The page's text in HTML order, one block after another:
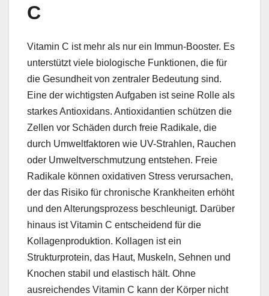
C
Vitamin C ist mehr als nur ein Immun-Booster. Es
unterstützt viele biologische Funktionen, die für
die Gesundheit von zentraler Bedeutung sind.
Eine der wichtigsten Aufgaben ist seine Rolle als
starkes Antioxidans. Antioxidantien schützen die
Zellen vor Schäden durch freie Radikale, die
durch Umweltfaktoren wie UV-Strahlen, Rauchen
oder Umweltverschmutzung entstehen. Freie
Radikale können oxidativen Stress verursachen,
der das Risiko für chronische Krankheiten erhöht
und den Alterungsprozess beschleunigt. Darüber
hinaus ist Vitamin C entscheidend für die
Kollagenproduktion. Kollagen ist ein
Strukturprotein, das Haut, Muskeln, Sehnen und
Knochen stabil und elastisch hält. Ohne
ausreichendes Vitamin C kann der Körper nicht